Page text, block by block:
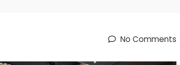
No Comments